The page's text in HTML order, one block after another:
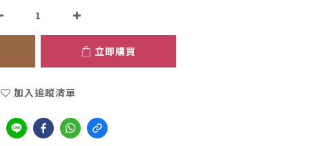
立即購買
加入追蹤清單